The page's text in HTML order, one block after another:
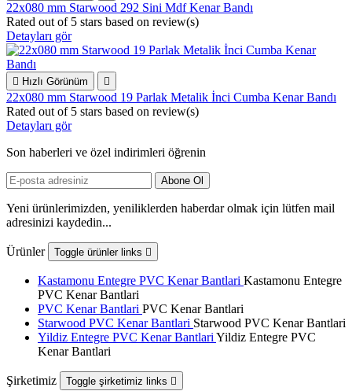
22x080 mm Starwood 292 Sini Mdf Kenar Bandı
Rated out of 5 stars based on review(s)
Detayları gör
 Hızlı Görünüm 
22x080 mm Starwood 19 Parlak Metalik İnci Cumba Kenar Bandı
Rated out of 5 stars based on review(s)
Detayları gör
Son haberleri ve özel indirimleri öğrenin
Yeni ürünlerimizden, yeniliklerden haberdar olmak için lütfen mail
adresinizi kaydedin...
Ürünler Toggle ürünler links 
Kastamonu Entegre PVC Kenar Bantlari Kastamonu Entegre
PVC Kenar Bantlari
PVC Kenar Bantlari PVC Kenar Bantlari
Starwood PVC Kenar Bantlari Starwood PVC Kenar Bantlari
Yildiz Entegre PVC Kenar Bantlari Yildiz Entegre PVC
Kenar Bantlari
Şirketimiz Toggle şirketimiz links 